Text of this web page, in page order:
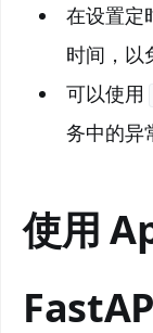
在设置定
时间，以
可以使用
务中的异
使用